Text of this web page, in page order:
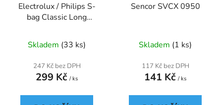
Electrolux / Philips S-
bag Classic Long
(E201SMCB)
Skladem (33 ks)
247 Kč bez DPH
299 Kč / ks
Sencor SVCX 0950
Skladem (1 ks)
117 Kč bez DPH
141 Kč / ks